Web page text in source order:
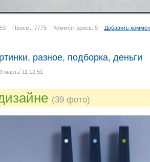
Просм.: 7775 Комментариев: 9 Добавить
, разное, подборка, деньги
марта´11 12:51
(39 фото)